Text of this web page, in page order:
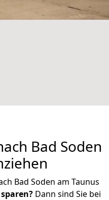
Bad Soden
Bad Soden am Taunus
Dann sind Sie bei